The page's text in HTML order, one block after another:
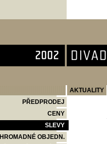
AKTUALITY
PŘEDPRODEJ
CENY
SLEVY
HROMADNÉ OBJEDN.